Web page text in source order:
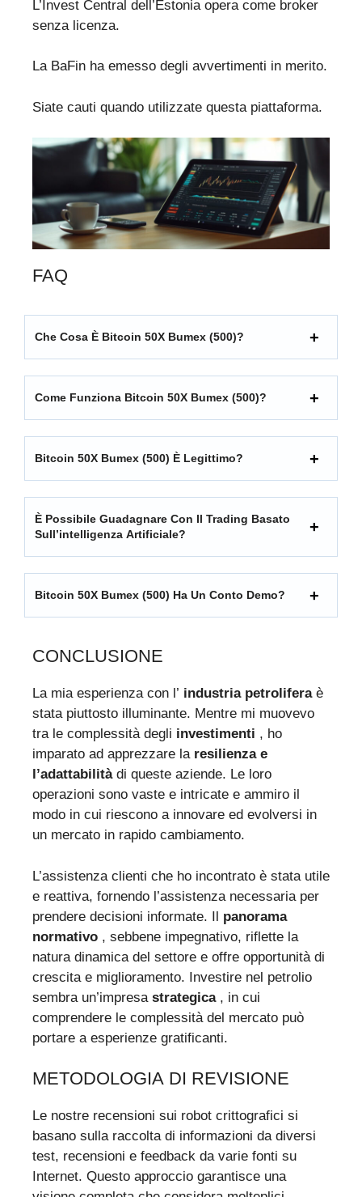
L’Invest Central dell’Estonia opera come broker
senza licenza.
La BaFin ha emesso degli avvertimenti in merito.
Siate cauti quando utilizzate questa piattaforma.
FAQ
Che Cosa È Bitcoin 50X Bumex (500)?
Come Funziona Bitcoin 50X Bumex (500)?
Bitcoin 50X Bumex (500) È Legittimo?
È Possibile Guadagnare Con Il Trading Basato
Sull’intelligenza Artificiale?
Bitcoin 50X Bumex (500) Ha Un Conto Demo?
CONCLUSIONE
La mia esperienza con l’ industria petroliferaè
stata piuttosto illuminante. Mentre mi muovevo
tra le complessità degli investimenti , ho
imparato ad apprezzare la resilienza e
l’adattabilitàdi queste aziende. Le loro
operazioni sono vaste e intricate e ammiro il
modo in cui riescono a innovare ed evolversi in
un mercato in rapido cambiamento.
L’assistenza clienti che ho incontrato è stata utile
e reattiva, fornendo l’assistenza necessaria per
prendere decisioni informate. Il panorama
normativo , sebbene impegnativo, riflette la
natura dinamica del settore e offre opportunità di
crescita e miglioramento. Investire nel petrolio
sembra un’impresa strategica, in cui
comprendere le complessità del mercato può
portare a esperienze gratificanti.
METODOLOGIA DI REVISIONE
Le nostre recensioni sui robot crittografici si
basano sulla raccolta di informazioni da diversi
test, recensioni e feedback da varie fonti su
Internet. Questo approccio garantisce una